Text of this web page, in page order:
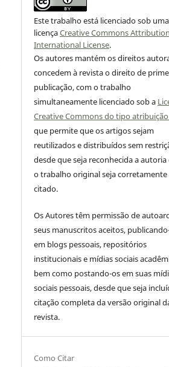
Este trabalho está licenciado sob uma
licençaCreative Commons
International License.
Os autores mantém os direitos
concedem à revista o direito de
publicação, com o trabalho
simultaneamente licenciado sob a
Creative Commons do tipo atribuição
que permite que os artigos sejam
reutilizados e distribuídos sem
desde que seja reconhecida a autoria
o trabalho original seja corretamente
citado.
Os Autores têm permissão de
seus manuscritos aceitos,
em blogs pessoais, repositórios
institucionais e mídias sociais
bem como postando-os em suas
sociais pessoais, desde que seja
citação completa da versão original
revista.
Como Citar